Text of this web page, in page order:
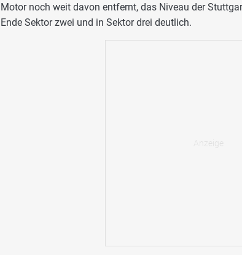
Motor noch weit davon entfernt, das Niveau der
Ende Sektor zwei und in Sektor drei deutlich.